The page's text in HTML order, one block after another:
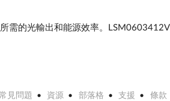
需的光輸出和能源效率。LSM0603412V
見問題 資源 部落格 支援 條款